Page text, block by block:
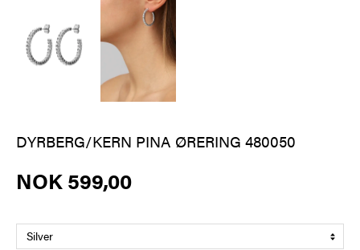
DYRBERG/KERN PINA ØRERING 480050
NOK 599,00